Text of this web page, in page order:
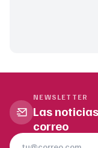
NEWSLETTER
Las
correo